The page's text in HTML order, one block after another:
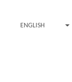
ENGLISH